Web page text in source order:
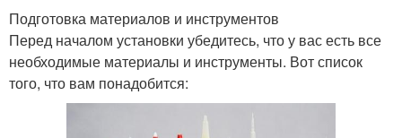
Подготовка материалов и инструментов
Перед началом установки убедитесь, что у вас есть все
необходимые материалы и инструменты. Вот список
того, что вам понадобится: